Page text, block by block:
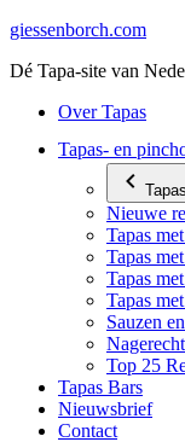
Ga
de
giessenborch.com
Dé Tapa-site van
Over Tapas
Tapas- en
Nieuwe
Tapas
Tapas
Tapas
Tapas
Sauzen
Top 25
Tapas Bars
Nieuwsbrief
Contact